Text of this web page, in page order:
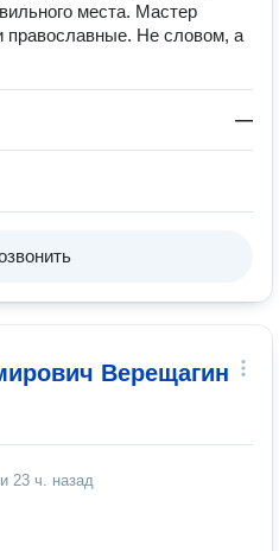
места. Мастер
православные. Не словом, а
—
Верещагин
23 ч. назад